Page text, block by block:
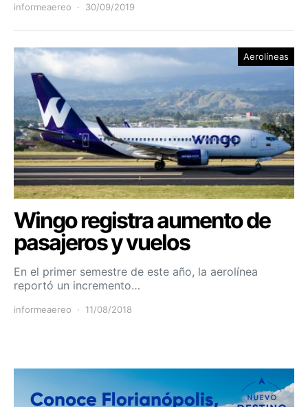
informeaereo 30/09/2019
Aerolíneas
Wingo registra aumento de
pasajeros y vuelos
En el primer semestre de este año, la aerolínea
reportó un incremento…
informeaereo 11/08/2018